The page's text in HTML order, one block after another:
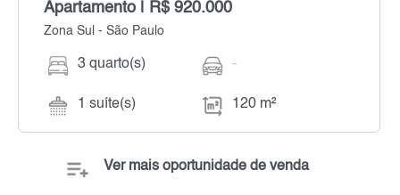
Apartamento | R$ 920.000
Zona Sul - São Paulo
3 quarto(s)
1 suíte(s)
-
120 m²
Ver mais oportunidade de venda